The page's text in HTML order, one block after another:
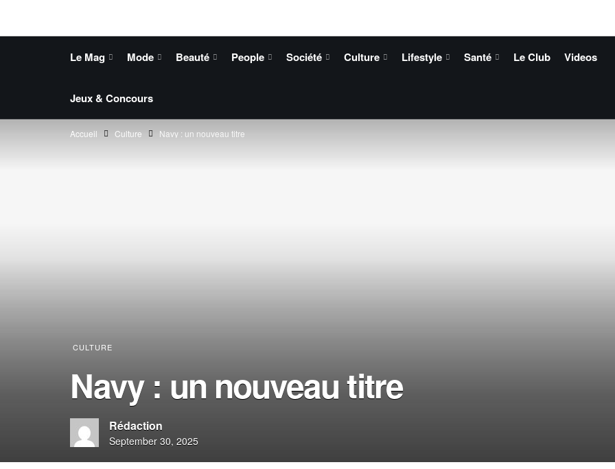
Le Mag Mode Beauté People Société Culture Lifestyle Santé Le Club Videos
Jeux & Concours
Accueil Culture Navy : un nouveau titre
CULTURE
Navy : un nouveau titre
Rédaction
September 30, 2025